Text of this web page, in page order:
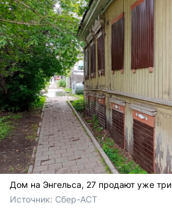
Дом на Энгельса, 27 продают уже три
Источник: Сбер-АСТ